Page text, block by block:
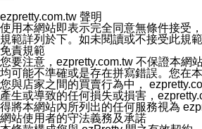
您同意本公司網站，透過您所提供的
停止接收這些資料或電子郵件。
十五、訊息通知
本公司/本服務將以通知型訊息傳送
本公司/本服務傳送之通知型訊息以
1.LINE 帳號設定的電話號碼與本公
2.該 LINE 帳號已在 LINE APP 設定
3.LINE 帳號未封鎖傳送訊息之 LINE
欲變更通知型訊息的設定，操作如下
1.點選「主頁」＞「設定」
2.點選「隱私設定」
ezpretty.com.tw 聲明
使用本網站即表示完全同意無條件接受
規範詳列於下。如未閱讀或不接受此規
免責規範
您要注意，ezpretty.com.tw 不保證本網
均可能不準確或是存在拼寫錯誤。您在
您與店家之間的買賣行為中，
產生或導致的任何損失或損害，
得將本網站內所列出的任何服務視為
網站使用者的守法義務及承諾